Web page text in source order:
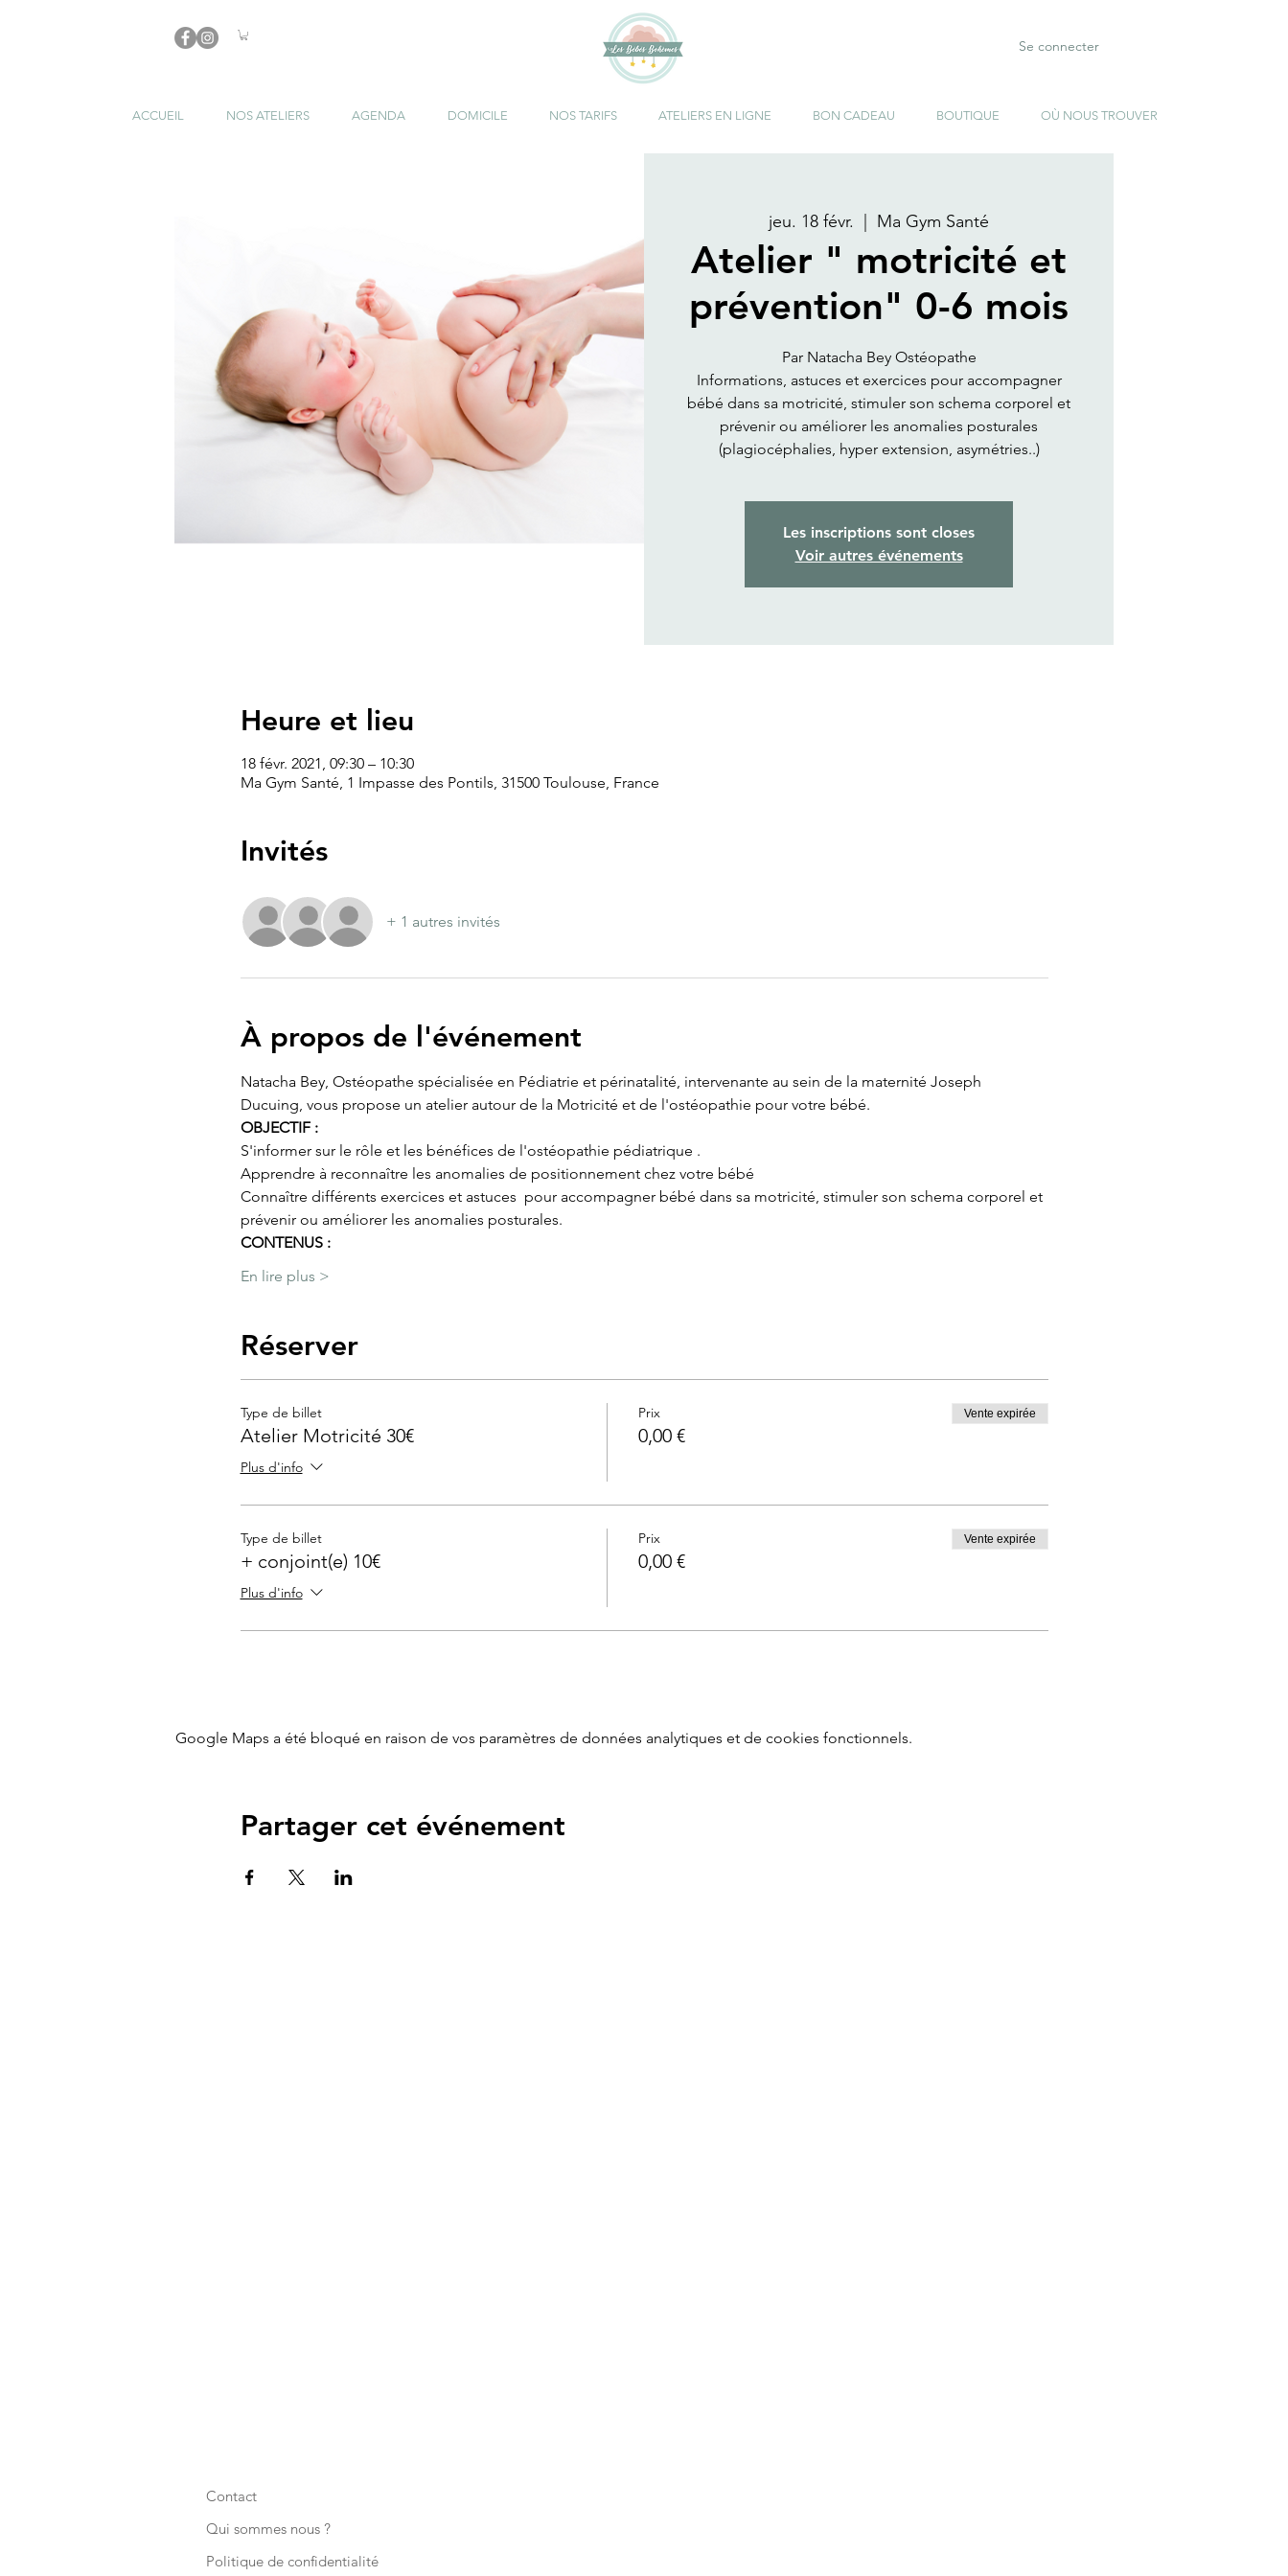
Se connecter
ACCUEIL NOS ATELIERS AGENDA DOMICILE NOS TARIFS ATELIERS EN LIGNE BON CADEAU BOUTIQUE OÙ NOUS TROUVER
jeu. 18 févr. Ma Gym Santé
Atelier " motricité et
prévention" 0-6 mois
Par Natacha Bey Ostéopathe
Informations, astuces et exercices pour accompagner
bébé dans sa motricité, stimuler son schema corporel et
prévenir ou améliorer les anomalies posturales
(plagiocéphalies, hyper extension, asymétries..)
Les inscriptions sont closes
Voir autres événements
Heure et lieu
18 févr. 2021, 09:30 – 10:30
Ma Gym Santé, 1 Impasse des Pontils, 31500 Toulouse, France
Invités
+ 1 autres invités
À propos de l'événement
Natacha Bey, Ostéopathe spécialisée en Pédiatrie et périnatalité, intervenante au sein de la maternité Joseph
Ducuing, vous propose un atelier autour de la Motricité et de l'ostéopathie pour votre bébé.
OBJECTIF :
S'informer sur le rôle et les bénéfices de l'ostéopathie pédiatrique .
Apprendre à reconnaître les anomalies de positionnement chez votre bébé
Connaître différents exercices et astuces  pour accompagner bébé dans sa motricité, stimuler son schema corporel et
prévenir ou améliorer les anomalies posturales.
CONTENUS :
En lire plus >
Réserver
Type de billet
Atelier Motricité 30€
Plus d'info
Prix
0,00 €
Vente expirée
Type de billet
+ conjoint(e) 10€
Plus d'info
Prix
0,00 €
Vente expirée
Google Maps a été bloqué en raison de vos paramètres de données analytiques et de cookies fonctionnels.
Partager cet événement
Contact
Qui sommes nous ?
Politique de confidentialité